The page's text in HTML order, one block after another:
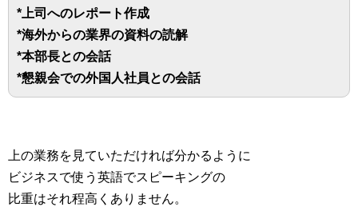
*上司へのレポート作成
*海外からの業界の資料の読解
*本部長との会話
*懇親会での外国人社員との会話
上の業務を見ていただければ分かるように
ビジネスで使う英語でスピーキングの
比重はそれ程高くありません。